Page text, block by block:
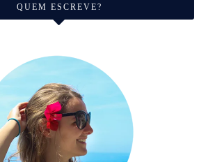
QUEM ESCREVE?